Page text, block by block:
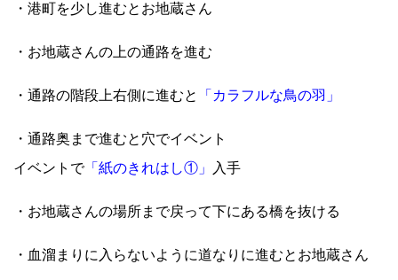
・港町を少し進むとお地蔵さん
・お地蔵さんの上の通路を進む
・通路の階段上右側に進むと 「カラフルな鳥の羽」
・通路奥まで進むと穴でイベント
イベントで「紙のきれはし①」 入手
・お地蔵さんの場所まで戻って下にある橋を抜ける
・血溜まりに入らないように道なりに進むとお地蔵さん